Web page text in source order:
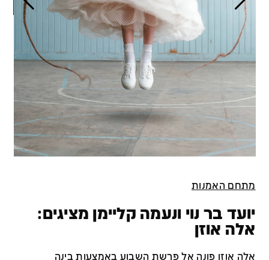
מתחם האמנות
יועד בר נוי ונעמה קליימן מציגים:
אלה אוזן
אלה אוזן פונה אל פרשת השבוע באמצעות בינה